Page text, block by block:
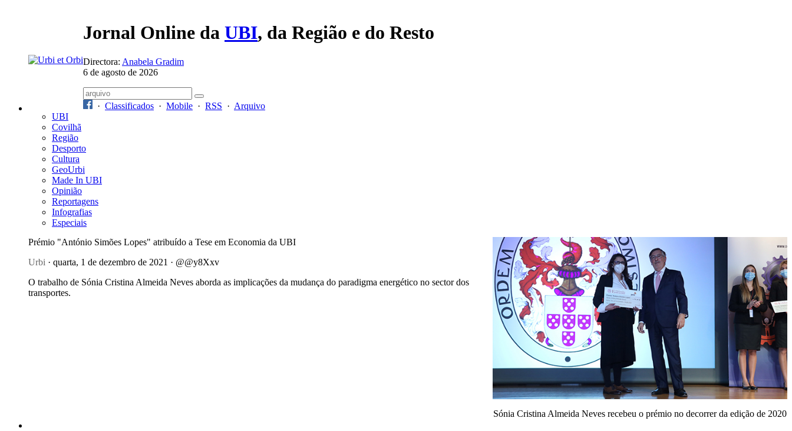
Jornal Online da UBI, da Região e do Resto
Directora: Anabela Gradim
6 de agosto de 2026
· Classificados · Mobile · RSS · Arquivo
UBI
Covilhã
Região
Desporto
Cultura
GeoUrbi
Made In UBI
Opinião
Reportagens
Infografias
Especiais
Prémio "António Simões Lopes" atribuído a Tese em Economia da UBI
Urbi · quarta, 1 de dezembro de 2021 · @@y8Xxv
O trabalho de Sónia Cristina Almeida Neves aborda as implicações da mudança do paradigma energético no sector dos
transportes.
Sónia Cristina Almeida Neves recebeu o prémio no decorrer da edição de 2020